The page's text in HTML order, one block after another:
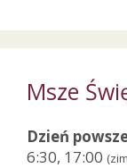
Msze
Dzień
6:30, 17:00